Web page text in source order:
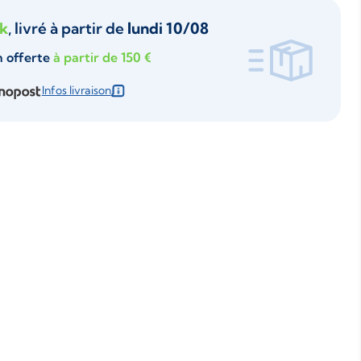
, livré à partir de lundi 10/08
offerteà partir de 150 €
Infos livraison